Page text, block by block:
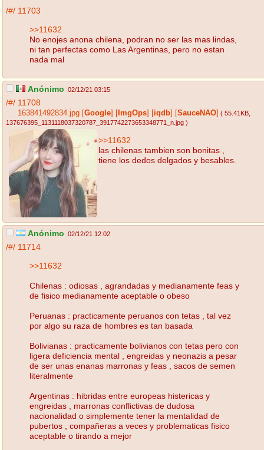
/#/ 11703
>>11632
No enojes anona chilena, podran no ser las mas lindas,
ni tan perfectas como Las Argentinas, pero no estan
nada mal
Anónimo 02/12/21 03:15
/#/ 11708
163841492834.jpg Google ImgOps iqdb SauceNAO ( 55.41KB
137676395_1131118037320787_3917742273653348771_n.jpg )
>>11632
las chilenas tambien son bonitas ,
tiene los dedos delgados y besables.
Anónimo 02/12/21 12:02
/#/ 11714
>>11632
Chilenas : odiosas , agrandadas y medianamente feas y
de fisico medianamente aceptable o obeso
Peruanas : practicamente peruanos con tetas , tal vez
por algo su raza de hombres es tan basada
Bolivianas : practicamente bolivianos con tetas pero con
ligera deficiencia mental , engreidas y neonazis a pesar
de ser unas enanas marronas y feas , sacos de semen
literalmente
Argentinas : hibridas entre europeas histericas y
engreidas , marronas conflictivas de dudosa
nacionalidad o simplemente tener la mentalidad de
pubertos , compañeras a veces y problematicas fisico
aceptable o tirando a mejor